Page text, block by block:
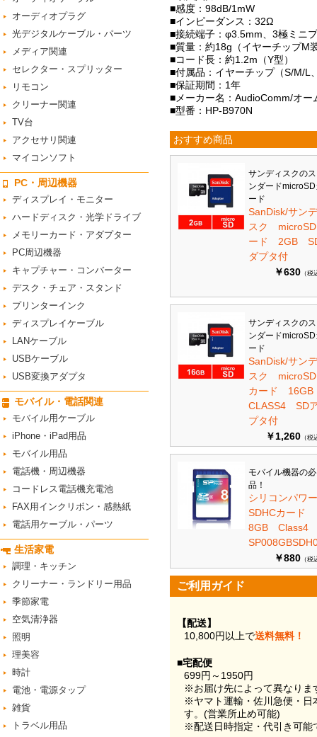
オーディオプラグ
光デジタルケーブル・パーツ
メディア関連
セレクター・スプリッター
リモコン
クリーナー関連
TV台
アクセサリ関連
マイコンソフト
PC・周辺機器
ディスプレイ・モニター
ハードディスク・光学ドライブ
メモリーカード・アダプター
PC周辺機器
キャプチャー・コンバーター
デスク・チェア・スタンド
プリンターインク
ディスプレイケーブル
LANケーブル
USBケーブル
USB変換アダプタ
モバイル・電話関連
モバイル用ケーブル
iPhone・iPad用品
モバイル用品
電話機・周辺機器
コードレス電話機充電池
FAX用インクリボン・感熱紙
電話用ケーブル・パーツ
生活家電
調理・キッチン
クリーナー・ランドリー用品
季節家電
空気清浄器
照明
理美容
時計
電池・電源タップ
雑貨
トラベル用品
■感度：98dB/1mW
■インピーダンス：32Ω
■接続端子：φ3.5mm、3極ミニ
■質量：約18g（イヤーチップM
■コード長：約1.2m（Y型）
■付属品：イヤーチップ（S/M/L
■保証期間：1年
■メーカー名：AudioComm/オー
■型番：HP-B970N
おすすめ商品
サンディスクの
ンダード
ード
SanDisk/サン
スク
ード 2GB
ダプタ付
￥630 （税
サンディスクの
ンダード
ード
SanDisk/サン
スク
カード
CLASS4 SD
プタ付
￥1,260 （税
モバイル機器の
品！
シリコンパ
SDHCカード
8GB
￥880 （税
ご利用ガイド
【配送】
10,800円以上で送料無料！
■宅配便
699円～1950円
※お届け先によって異なりま
※ヤマト運輸・佐川急便・日
す。(営業所止め可能)
※配送日時指定・代引き可能